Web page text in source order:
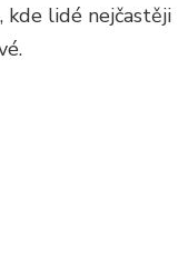
kde lidé nejčastěji